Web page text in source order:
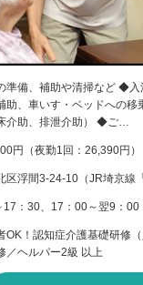
準備、補助や清掃など ◆入
助、車いす・ベッドへの移
介助、排泄介助） ◆ご…
円（夜勤1回：26,390円
区浮間3-24-10（JR埼京線
：30、17：00～翌9：00
OK！認知症介護基礎研修
／ヘルパー2級 以上